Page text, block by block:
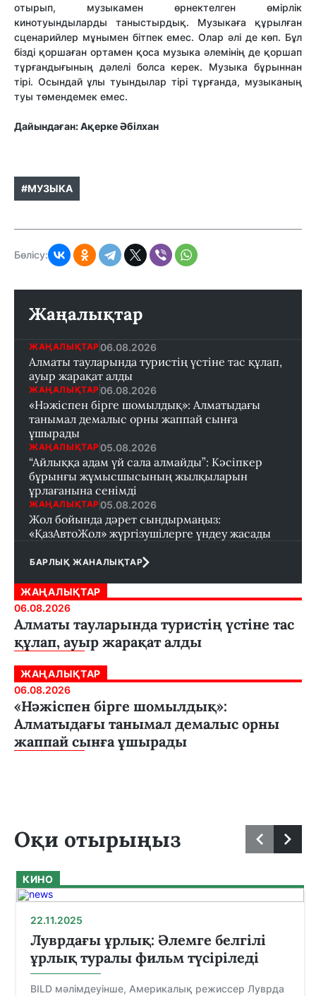
отырып, музыкамен өрнектелген өмірлік
кинотуындыларды таныстырдық. Музыкаға құрылған
сценарийлер мұнымен бітпек емес. Олар әлі де көп. Бұл
бізді қоршаған ортамен қоса музыка әлемінің де қоршап
тұрғандығының дәлелі болса керек. Музыка бұрыннан
тірі. Осындай ұлы туындылар тірі тұрғанда, музыканың
туы төмендемек емес.
Дайындаған: Ақерке Әбілхан
#МУЗЫКА
Бөлісу:
Жаңалықтар
ЖАҢАЛЫҚТАР 06.08.2026
Алматы тауларында туристің үстіне тас құлап,
ауыр жарақат алды
ЖАҢАЛЫҚТАР 06.08.2026
«Нәжіспен бірге шомылдық»: Алматыдағы
танымал демалыс орны жаппай сынға
ұшырады
ЖАҢАЛЫҚТАР 05.08.2026
“Айлыққа адам үй сала алмайды”: Кәсіпкер
бұрынғы жұмысшысының жылқыларын
ұрлағанына сенімді
ЖАҢАЛЫҚТАР 05.08.2026
Жол бойында дәрет сындырмаңыз:
«ҚазАвтоЖол» жүргізушілерге үндеу жасады
БАРЛЫҚ ЖАНАЛЫҚТАР
ЖАҢАЛЫҚТАР
06.08.2026
Алматы тауларында туристің үстіне тас
құлап, ауыр жарақат алды
ЖАҢАЛЫҚТАР
06.08.2026
«Нәжіспен бірге шомылдық»:
Алматыдағы танымал демалыс орны
жаппай сынға ұшырады
Оқи отырыңыз
КИНО
22.11.2025
Луврдағы ұрлық: Әлемге белгілі
ұрлық туралы фильм түсіріледі
BILD мәлімдеуінше, Америкалық режиссер Луврда